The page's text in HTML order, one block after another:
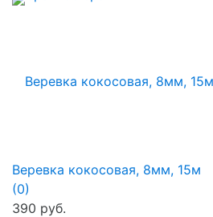
Веревка кокосовая, 8мм, 15м
(0)
390 руб.